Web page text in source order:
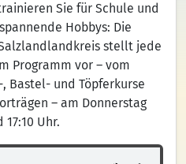
Sie für Schule und
Hobbys: Die
stellt jede
Programm vor – vom
Bastel- und Töpferkurse
– am Donnerstag
17:10 Uhr.